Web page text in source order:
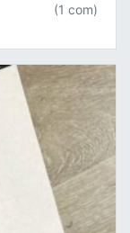
(1 com)